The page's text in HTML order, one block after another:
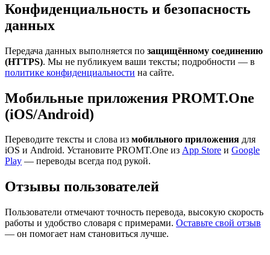
Конфиденциальность и безопасность
данных
Передача данных выполняется по защищённому соединению
(HTTPS). Мы не публикуем ваши тексты; подробности — в
политике конфиденциальности на сайте.
Мобильные приложения PROMT.One
(iOS/Android)
Переводите тексты и слова из мобильного приложения для
iOS и Android. Установите PROMT.One из App Store и Google
Play — переводы всегда под рукой.
Отзывы пользователей
Пользователи отмечают точность перевода, высокую скорость
работы и удобство словаря с примерами. Оставьте свой отзыв
— он помогает нам становиться лучше.